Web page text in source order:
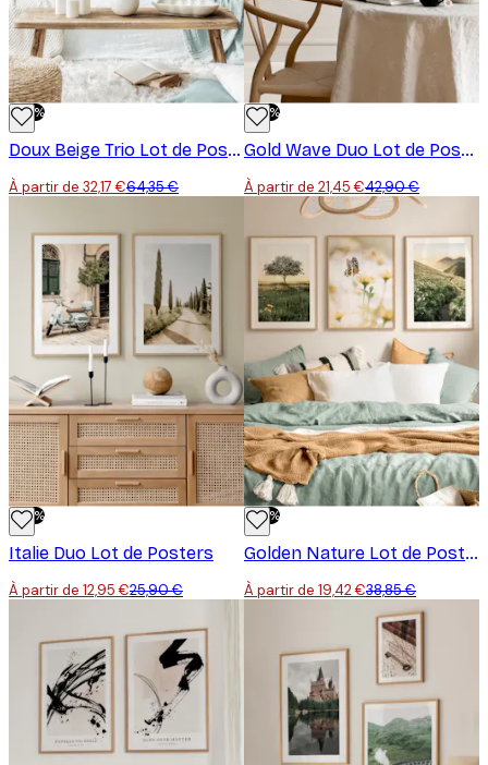
-50%
Doux Beige Trio Lot de Posters
À partir de 32,17 €64,35 €
-50%
Gold Wave Duo Lot de Posters
À partir de 21,45 €42,90 €
-50%
Italie Duo Lot de Posters
À partir de 12,95 €25,90 €
-50%
Golden Nature Lot de Posters
À partir de 19,42 €38,85 €